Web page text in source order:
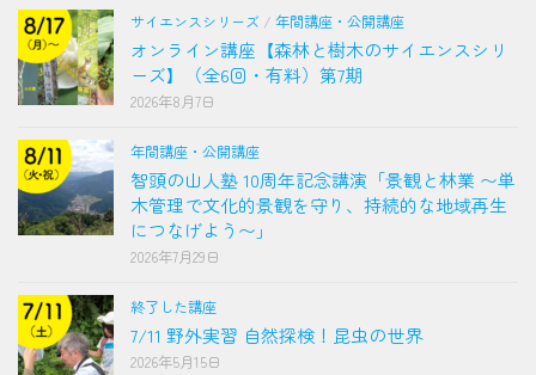
サイエンスシリーズ / 年間講座・公開講座
オンライン講座【森林と樹木のサイエンスシリ
ーズ】（全6回・有料）第7期
2026年8月7日
年間講座・公開講座
智頭の山人塾 10周年記念講演「景観と林業 〜単
木管理で文化的景観を守り、持続的な地域再生
につなげよう〜」
2026年7月29日
終了した講座
7/11 野外実習 自然探検！昆虫の世界
2026年5月15日